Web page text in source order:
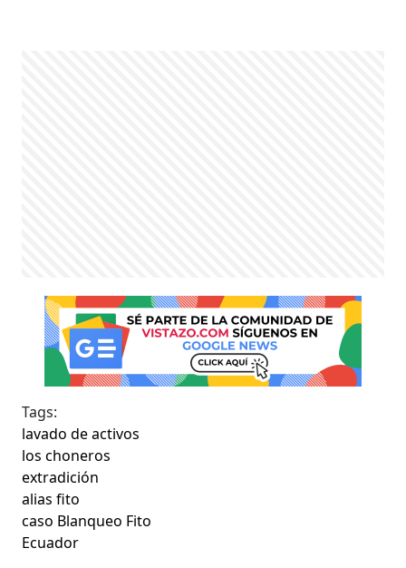
Tags:
lavado de activos
los choneros
extradición
alias fito
caso Blanqueo Fito
Ecuador